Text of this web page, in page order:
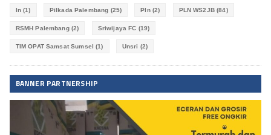
ln (1) Pilkada Palembang (25) Pln(2) PLN WS2JB(84)
RSMH Palembang(2) Sriwijaya FC (19)
TIM OPAT Samsat Sumsel (1) Unsri (2)
BANNER PARTNERSHIP